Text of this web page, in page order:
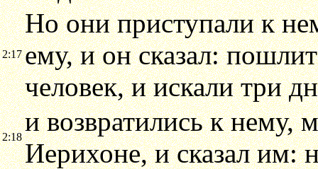
2:17
Но они приступали к
ему, и он сказал:
человек, и искали три
2:18
и возвратились к нему,
Иерихоне, и сказал им: